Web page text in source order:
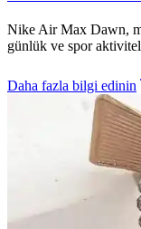
Nike Air Max Dawn,
günlük ve spor
Daha fazla bilgi edinin